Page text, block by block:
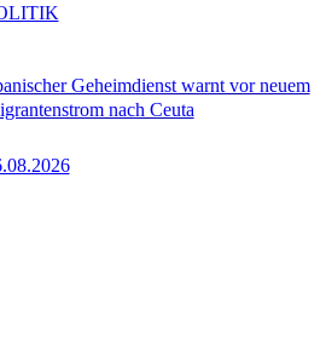
Geheimdienst warnt vor neuem
nach Ceuta